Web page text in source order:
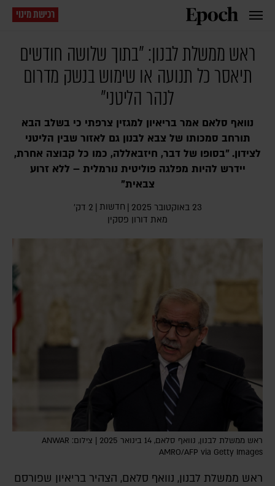
רכישת מינוי
ראש ממשלת לבנון: "בתוך שלושה חודשים
תיאסר כל תנועה או שימוש בנשק מדרום
לנהר הליטני"
נוואף סלאם אמר בריאיון למגזין צרפתי כי בשלב הבא
תורחב סמכותו של צבא לבנון גם לאזור שבין הליטני
לצידון. "בסופו של דבר, חיזבאללה, כמו כל קבוצה אחרת,
יידרש להיות מפלגה פוליטית נורמלית – ללא זרוע
צבאית"
23 באוקטובר 2025 | חדשות | 2 דק׳
מאת דורון פסקין
ראש ממשלת לבנון, נוואף סלאם, 14 בינואר 2025 | צילום: ANWAR
AMRO/AFP via Getty Images
ראש ממשלת לבנון, נוואף סלאם, הצהיר בריאיון שפורסם